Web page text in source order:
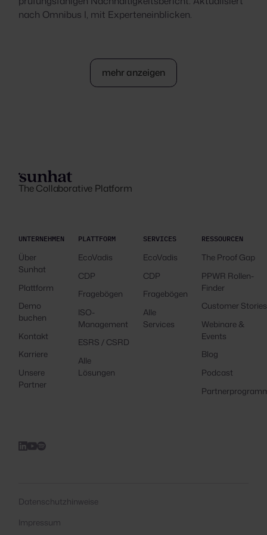
nach Omnibus I, mit Experteneinblicken.
mehr anzeigen
The Collaborative Platform
UNTERNEHMEN
Über
Sunhat
Plattform
Demo
buchen
Kontakt
Karriere
Unsere
Partner
PLATTFORM
EcoVadis
CDP
Fragebögen
ISO-
Management
ESRS / CSRD
Alle
Lösungen
SERVICES
EcoVadis
CDP
Fragebögen
Alle
Services
RESSOURCEN
The Proof Gap
PPWR Rollen-
Finder
Customer Stories
Webinare &
Events
Blog
Podcast
Datenschutzhinweise
Impressum